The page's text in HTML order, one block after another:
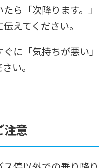
ら「次降ります。」
えてください。
に「気持ちが悪い」
い。
注意
the